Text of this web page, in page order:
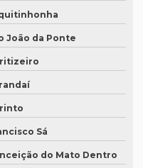
João da Ponte
Sá
do Mato Dentro